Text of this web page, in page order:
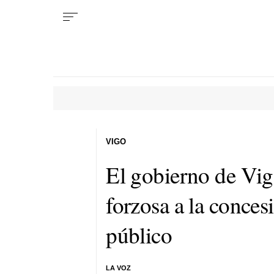
El gobierno de
forzosa a la
público
LA VOZ
VIGO